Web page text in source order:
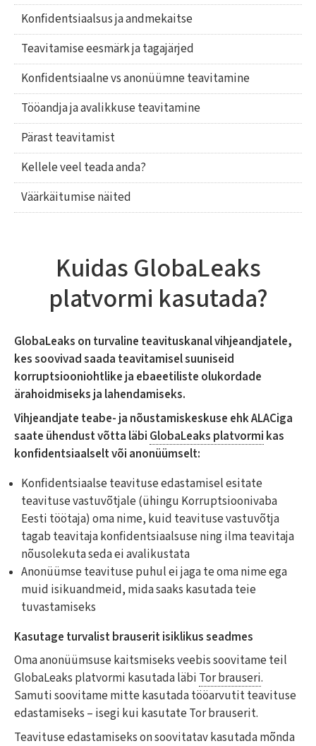
Kuidas GlobaLeaks
platvormi kasutada?
GlobaLeaks on turvaline teavituskanal vihjeandjatele,
kes soovivad saada teavitamisel suuniseid
korruptsiooniohtlike ja ebaeetiliste olukordade
ärahoidmiseks ja lahendamiseks.
Vihjeandjate teabe- ja nõustamiskeskuse ehk ALACiga
saate ühendust võtta läbi GlobaLeaks platvormi kas
konfidentsiaalselt või anonüümselt:
Konfidentsiaalse teavituse edastamisel esitate
teavituse vastuvõtjale (ühingu Korruptsioonivaba
Eesti töötaja) oma nime, kuid teavituse vastuvõtja
tagab teavitaja konfidentsiaalsuse ning ilma teavitaja
nõusolekuta seda ei avalikustata
Anonüümse teavituse puhul ei jaga te oma nime ega
muid isikuandmeid, mida saaks kasutada teie
tuvastamiseks
Kasutage turvalist brauserit isiklikus seadmes
Oma anonüümsuse kaitsmiseks veebis soovitame teil
GlobaLeaks platvormi kasutada läbi Tor brauseri.
Samuti soovitame mitte kasutada tööarvutit teavituse
edastamiseks – isegi kui kasutate Tor brauserit.
Teavituse edastamiseks on soovitatav kasutada mõnda
Konfidentsiaalsus ja andmekaitse
Teavitamise eesmärk ja tagajärjed
Konfidentsiaalne vs anonüümne teavitamine
Tööandja ja avalikkuse teavitamine
Pärast teavitamist
Kellele veel teada anda?
Väärkäitumise näited